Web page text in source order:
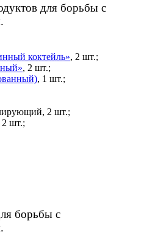
для борьбы с
коктейль», 2 шт.;
, 2 шт.;
, 1 шт.;
2 шт.;
шт.;
борьбы с